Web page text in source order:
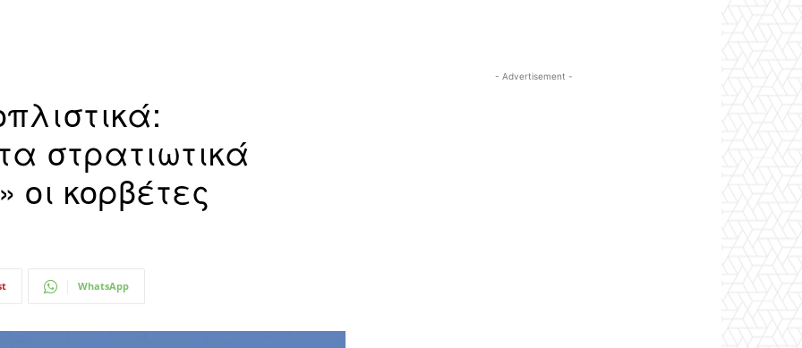
στρατιωτικά
οι κορβέτες
WhatsApp
- Advertisement -